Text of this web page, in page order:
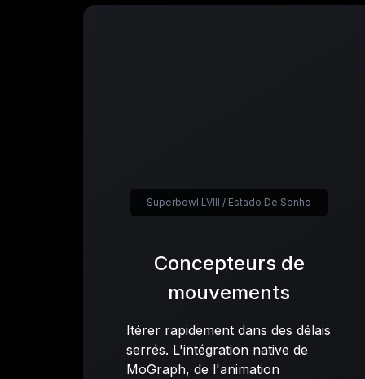
Concepteurs de
mouvements
Itérer rapidement dans des délais
serrés. L'intégration native de
MoGraph, de l'animation
Superbowl LVIII / Estado De Sonho